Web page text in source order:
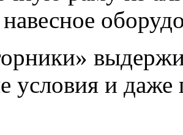
условия и даже